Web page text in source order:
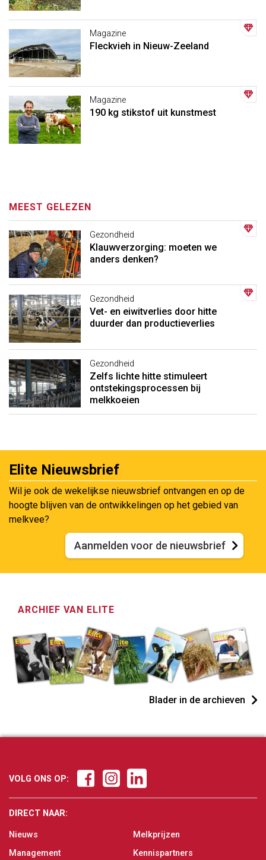
Magazine
Fleckvieh in Nieuw-Zeeland
Magazine
190 kg stikstof uit kunstmest
MEEST GELEZEN
Gezondheid
Klauwverzorging: moeten we
anders denken?
Gezondheid
Vet- en eiwitverlies door hitte
duurder dan productieverlies
Gezondheid
Zelfs lichte hitte stimuleert
ontstekingsprocessen bij
melkkoeien
Elite Nieuwsbrief
Wil je ook de wekelijkse nieuwsbrief ontvangen en op de
hoogte blijven van de ontwikkelingen op het gebied van
melkvee?
Aanmelden voor de nieuwsbrief
ARCHIEF VAN ELITE
Blader in de archieven
VOLG ONS OP:
DIRECT NAAR:
Nieuws
Management
Melkprijzen
Kennispartners